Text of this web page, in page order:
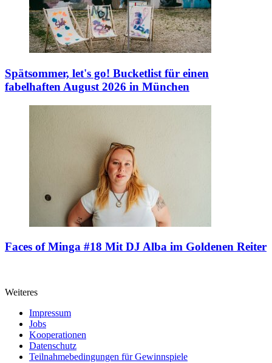
Spätsommer, let's go! Bucketlist für einen
fabelhaften August 2026 in München
Faces of Minga #18 Mit DJ Alba im Goldenen Reiter
Weiteres
Impressum
Jobs
Kooperationen
Datenschutz
Teilnahmebedingungen für Gewinnspiele